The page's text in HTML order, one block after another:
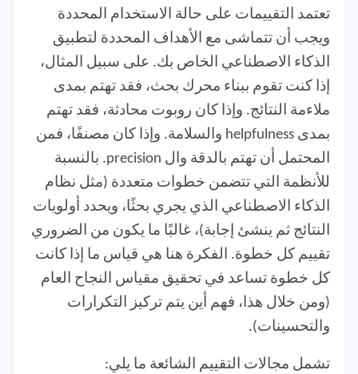
تعتمد التقييمات على حالة الاستخدام المحددة
ويجب أن تتماشى مع الأهداف المحددة لتطبيق
الذكاء الاصطناعي الخاص بك. على سبيل المثال،
إذا كنت تقوم ببناء محرك بحث، فقد تهتم بمدى
ملاءمة النتائج. وإذا كان روبوت محادثة، فقد تهتم
بمدى helpfulness والسلامة. وإذا كان مصنفًا، فمن
المحتمل أن تهتم بالدقة وال precision. بالنسبة
للأنظمة التي تتضمن خطوات متعددة (مثل نظام
الذكاء الاصطناعي الذي يجري بحثًا، ويحدد أولويات
النتائج ثم ينشئ إجابة)، غالبًا ما يكون من الضروري
تقييم كل خطوة. الفكرة هنا هي قياس ما إذا كانت
كل خطوة تساعد في تحقيق مقياس النجاح العام
(ومن خلال هذا، فهم أين يتم تركيز التكرارات
والتحسينات).
تشمل مجالات التقييم الشائعة ما يلي: